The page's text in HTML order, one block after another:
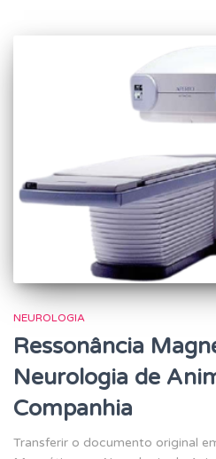
NEUROLOGIA
Ressonância
Neurologia de
Companhia
Transferir o documento original